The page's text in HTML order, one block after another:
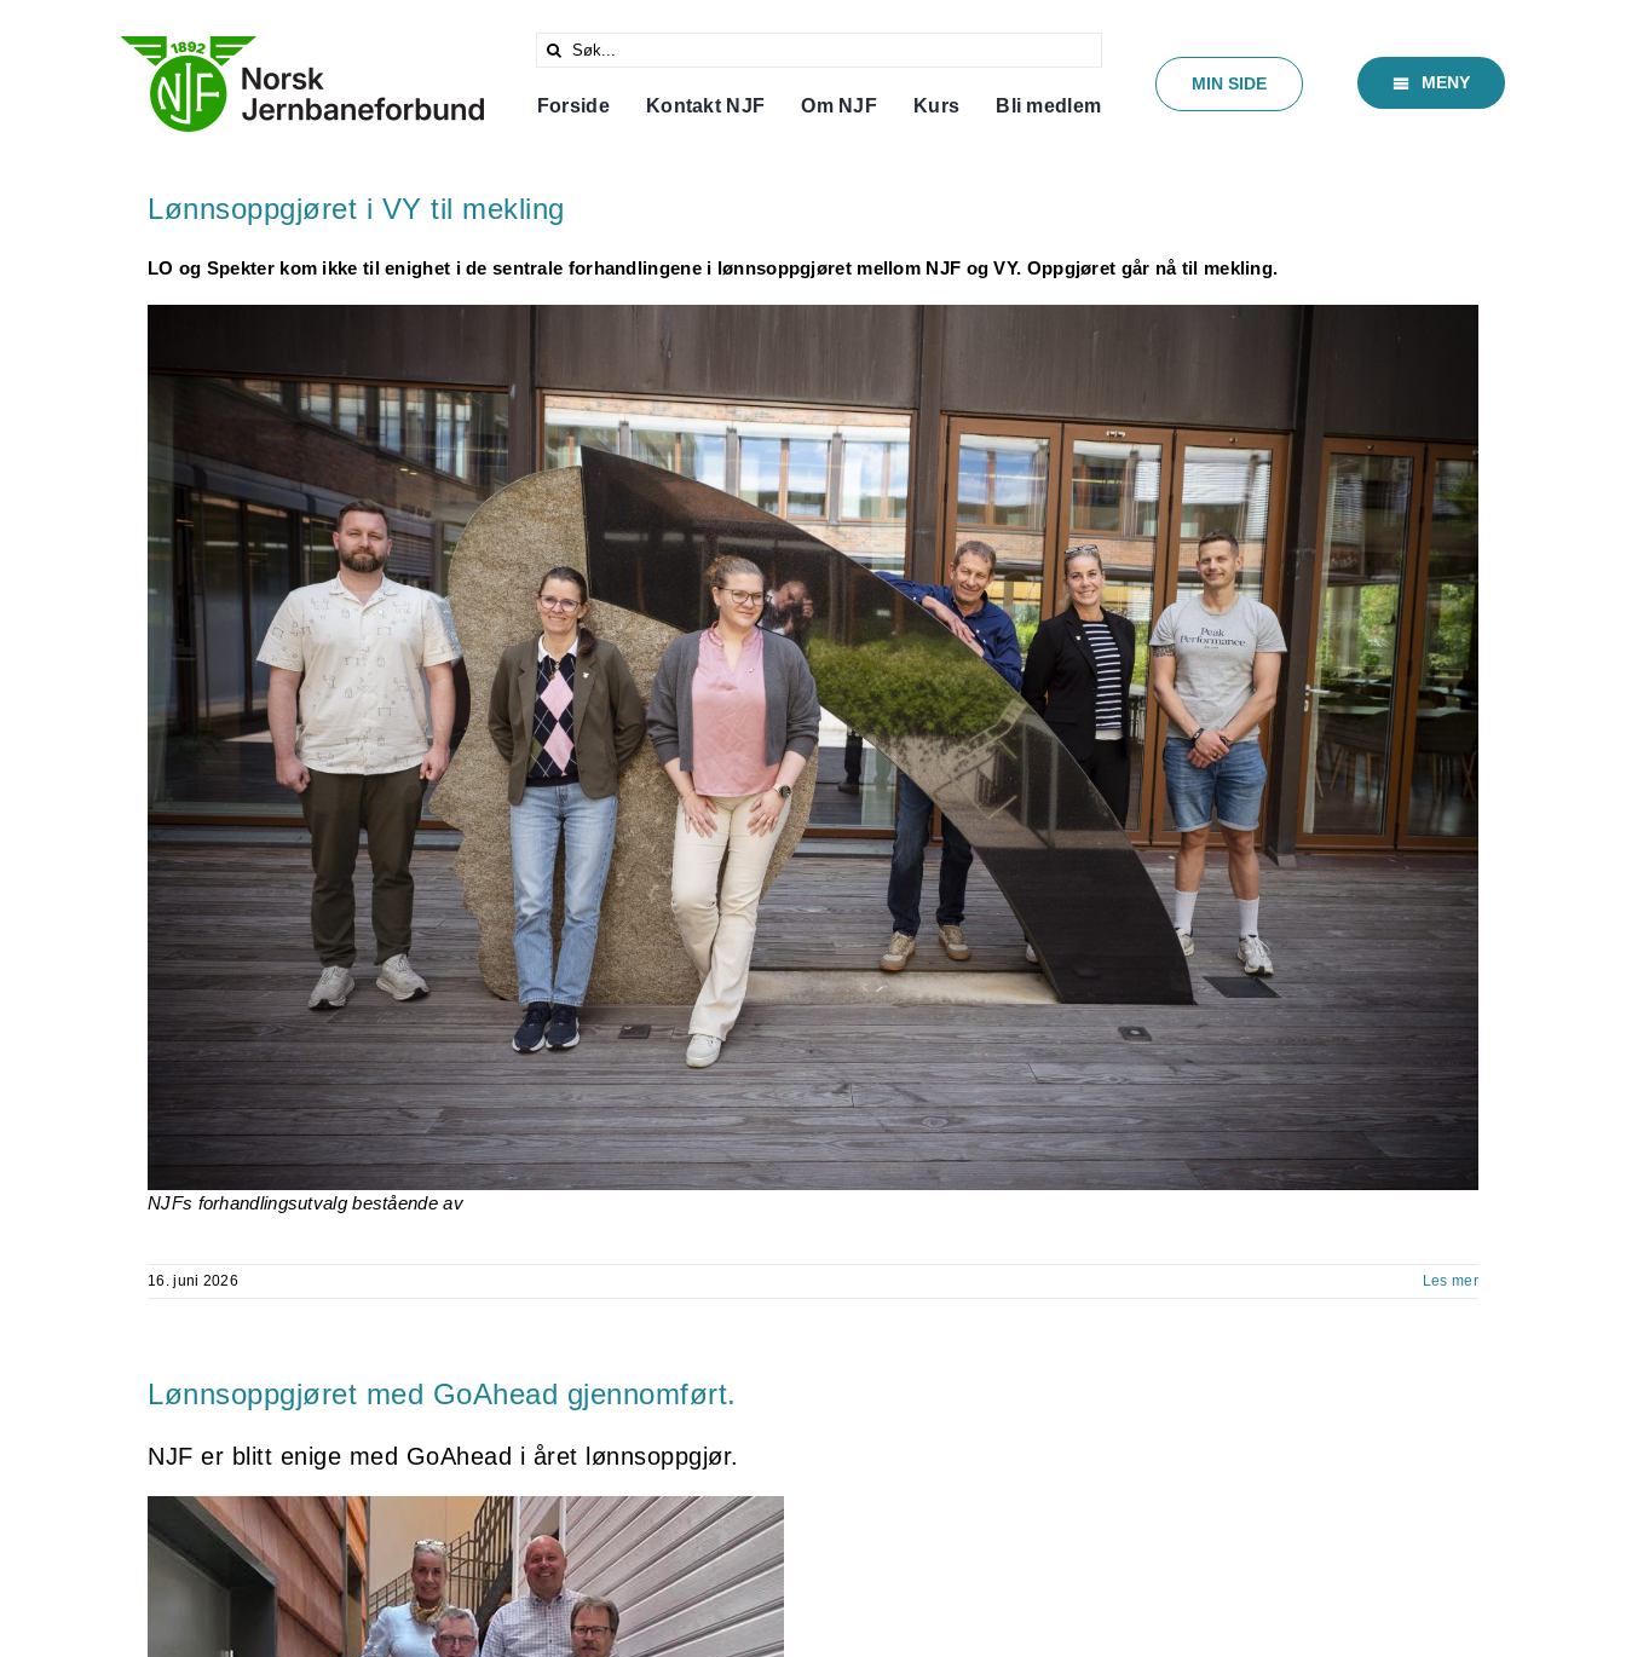
Search
Forside
Kontakt NJF Om NJF Kurs Bli medlem
MIN SIDE MENY
Lønnsoppgjøret i VY til mekling
LO og Spekter kom ikke til enighet i de sentrale forhandlingene i lønnsoppgjøret mellom NJF og VY. Oppgjøret går nå til mekling.
NJFs forhandlingsutvalg bestående av
16. juni 2026 Les mer
Lønnsoppgjøret med GoAhead gjennomført.
NJF er blitt enige med GoAhead i året lønnsoppgjør.